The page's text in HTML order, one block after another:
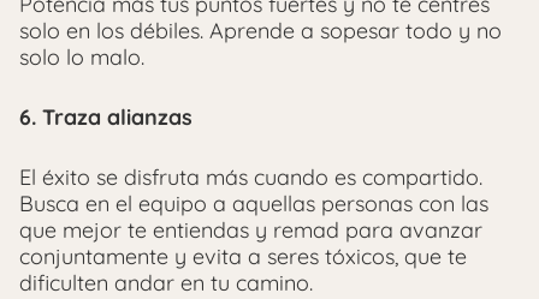
solo en los débiles. Aprende a sopesar todo y no
solo lo malo.
6. Traza alianzas
El éxito se disfruta más cuando es compartido.
Busca en el equipo a aquellas personas con las
que mejor te entiendas y remad para avanzar
conjuntamente y evita a seres tóxicos, que te
dificulten andar en tu camino.